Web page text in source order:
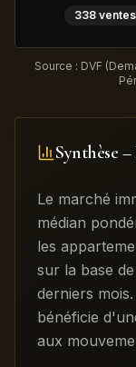
338 ventes
Source : DVF
Synthèse –
Le marché
médian
les
sur la base de
derniers mois.
bénéficie
aux